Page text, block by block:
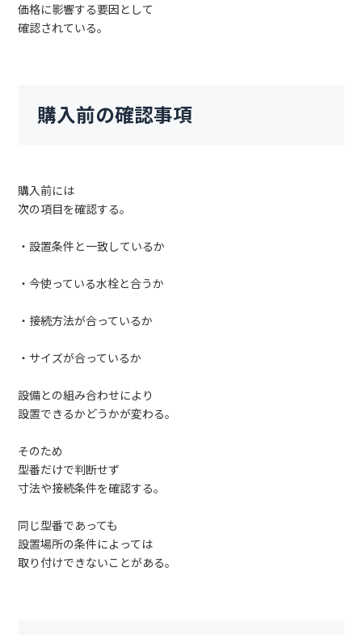
価格に影響する要因として
確認されている。
購入前の確認事項
購入前には
次の項目を確認する。
・設置条件と一致しているか
・今使っている水栓と合うか
・接続方法が合っているか
・サイズが合っているか
設備との組み合わせにより
設置できるかどうかが変わる。
そのため
型番だけで判断せず
寸法や接続条件を確認する。
同じ型番であっても
設置場所の条件によっては
取り付けできないことがある。